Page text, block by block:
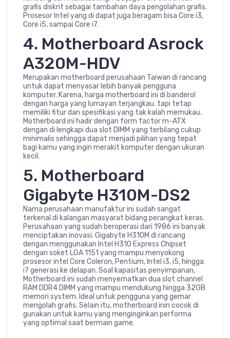
grafis diskrit sebagai tambahan daya pengolahan grafis.
Prosesor Intel yang di dapat juga beragam bisa Core i3,
Core i5, sampai Core i7.
4. Motherboard Asrock
A320M-HDV
Merupakan motherboard perusahaan Taiwan di rancang
untuk dapat menyasar lebih banyak pengguna
komputer. Karena, harga motherboard ini di banderol
dengan harga yang lumayan terjangkau. tapi tetap
memiliki fitur dan spesifikasi yang tak kalah memukau.
Motherboard ini hadir dengan form factor m-ATX
dengan di lengkapi dua slot DIMM yang terbilang cukup
minimalis sehingga dapat menjadi pilihan yang tepat
bagi kamu yang ingin merakit komputer dengan ukuran
kecil.
5. Motherboard
Gigabyte H310M-DS2
Nama perusahaan manufaktur ini sudah sangat
terkenal di kalangan masyarat bidang perangkat keras.
Perusahaan yang sudah beroperasi dari 1986 ini banyak
menciptakan inovasi. Gigabyte H310M di rancang
dengan menggunakan Intel H310 Express Chipset
dengan soket LGA 1151 yang mampu menyokong
prosesor intel Core Coleron, Pentium, Intel i3, i5, hingga
i7 generasi ke delapan. Soal kapasitas penyimpanan,
Motherboard ini sudah menyematkan dua slot channel
RAM DDR4 DIMM yang mampu mendukung hingga 32GB
memori system. Ideal untuk pengguna yang gemar
mengolah grafis. Selain itu, motherboard inin cocok di
gunakan untuk kamu yang menginginkan performa
yang optimal saat bermain game.